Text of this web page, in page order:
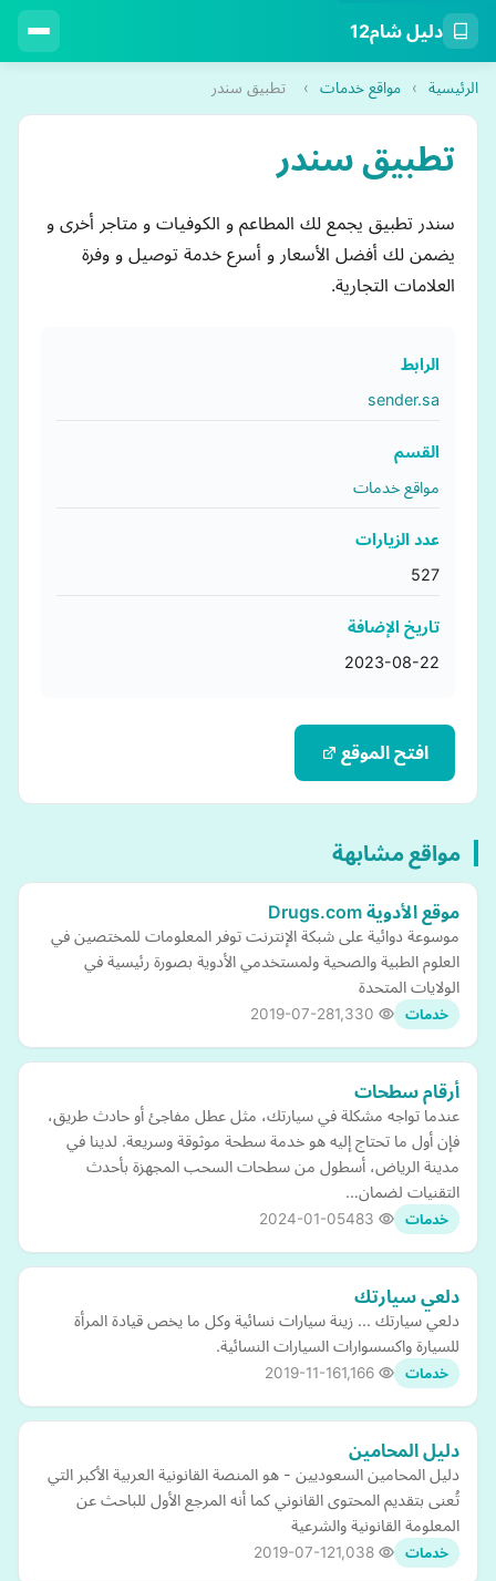
دليل شام12
الرئيسية › مواقع خدمات › تطبيق سندر
تطبيق سندر
سندر تطبيق يجمع لك المطاعم و الكوفيات و متاجر أخرى و
يضمن لك أفضل الأسعار و أسرع خدمة توصيل و وفرة
العلامات التجارية.
الرابط
sender.sa
القسم
مواقع خدمات
عدد الزيارات
527
تاريخ الإضافة
2023-08-22
افتح الموقع
مواقع مشابهة
موقع الأدوية Drugs.com
موسوعة دوائية على شبكة الإنترنت توفر المعلومات للمختصين في
العلوم الطبية والصحية ولمستخدمي الأدوية بصورة رئيسية في
الولايات المتحدة
خدمات 2019-07-28
أرقام سطحات
عندما تواجه مشكلة في سيارتك، مثل عطل مفاجئ أو حادث طريق،
فإن أول ما تحتاج إليه هو خدمة سطحة موثوقة وسريعة. لدينا في
مدينة الرياض، أسطول من سطحات السحب المجهزة بأحدث
التقنيات لضمان…
خدمات 2024-01-05
دلعي سيارتك
دلعي سيارتك ... زينة سيارات نسائية وكل ما يخص قيادة المرأة
للسيارة واكسسوارات السيارات النسائية.
خدمات 2019-11-16
دليل المحامين
دليل المحامين السعوديين - هو المنصة القانونية العربية الأكبر التي
تُعنى بتقديم المحتوى القانوني كما أنه المرجع الأول للباحث عن
المعلومة القانونية والشرعية
خدمات 2019-07-12